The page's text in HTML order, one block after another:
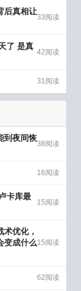
后真相让
33阅读
了 是真
42阅读
31阅读
到夜间恢
38阅读
16阅读
卡库最
15阅读
优化，
变成什么15阅读
62阅读